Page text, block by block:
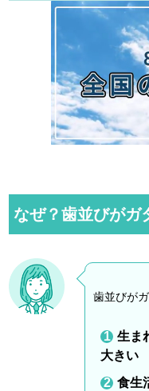
なぜ？歯並びがガ
歯並びが
生ま
大きい
食生